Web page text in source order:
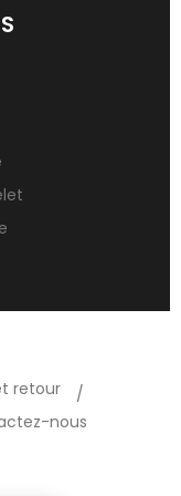
retour
nous